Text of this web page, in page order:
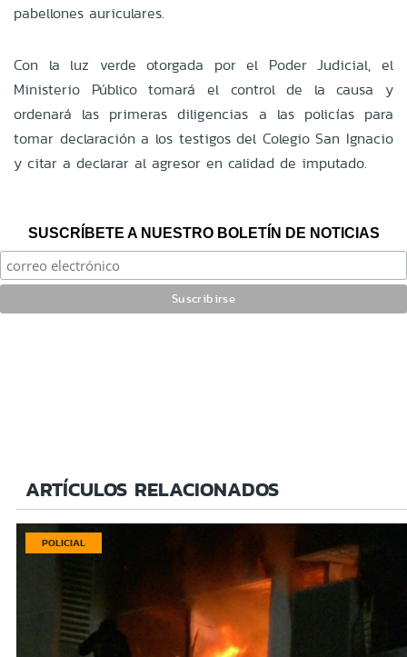
pabellones auriculares.
Con la luz verde otorgada por el Poder Judicial, el
Ministerio Público tomará el control de la causa y
ordenará las primeras diligencias a las policías para
tomar declaración a los testigos del Colegio San Ignacio
y citar a declarar al agresor en calidad de imputado.
SUSCRÍBETE A NUESTRO BOLETÍN DE NOTICIAS
ARTÍCULOS RELACIONADOS
POLICIAL